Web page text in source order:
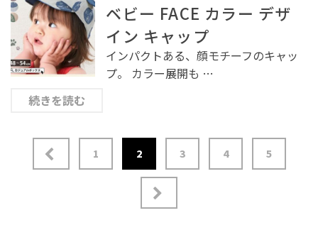
ベビー FACE カラー デザ
イン キャップ
インパクトある、顔モチーフのキャッ
プ。 カラー展開も …
続きを読む
1 2 3 4 5